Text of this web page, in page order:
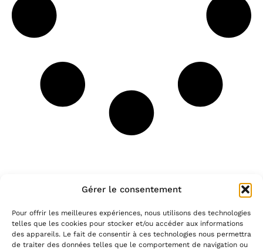
Gérer le consentement
Pour offrir les meilleures expériences, nous utilisons des technologies
telles que les cookies pour stocker et/ou accéder aux informations
des appareils. Le fait de consentir à ces technologies nous permettra
de traiter des données telles que le comportement de navigation ou
Restez connectés à l'atelier
Laissez-nous votre email pour